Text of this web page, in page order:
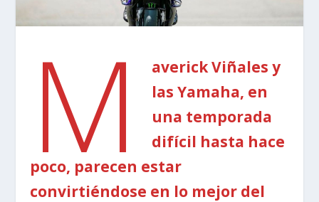
M
averick Viñales y
las Yamaha, en
una temporada
difícil hasta hace
poco, parecen estar
convirtiéndose en lo mejor del